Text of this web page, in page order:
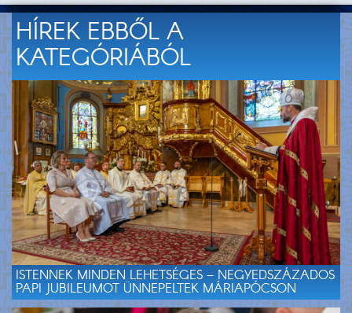
HÍREK EBBŐL A
KATEGÓRIÁBÓL
ISTENNEK MINDEN LEHETSÉGES – NEGYEDSZÁZADOS
PAPI JUBILEUMOT ÜNNEPELTEK MÁRIAPÓCSON